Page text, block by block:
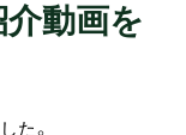
動画を
た。